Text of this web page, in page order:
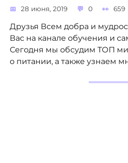
28 июня, 2019 0 659
Друзья Всем добра и
Вас на канале обучения и
Сегодня мы обсудим ТОП
о питании, а также узнаем